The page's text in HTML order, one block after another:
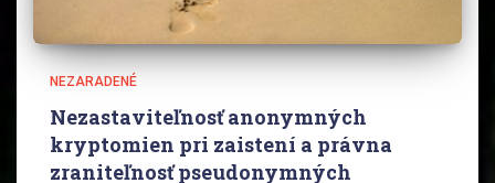
NEZARADENÉ
Nezastaviteľnosť anonymných
kryptomien pri zaistení a právna
zraniteľnosť pseudonymných